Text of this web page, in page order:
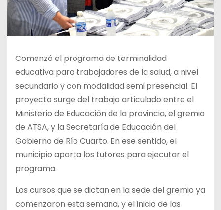
Comenzó el programa de terminalidad
educativa para trabajadores de la salud, a nivel
secundario y con modalidad semi presencial. El
proyecto surge del trabajo articulado entre el
Ministerio de Educación de la provincia, el gremio
de ATSA, y la Secretaría de Educación del
Gobierno de Río Cuarto. En ese sentido, el
municipio aporta los tutores para ejecutar el
programa.
Los cursos que se dictan en la sede del gremio ya
comenzaron esta semana, y el inicio de las